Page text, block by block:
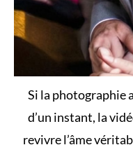
Si la photographie
d’un instant, la
revivre l’âme